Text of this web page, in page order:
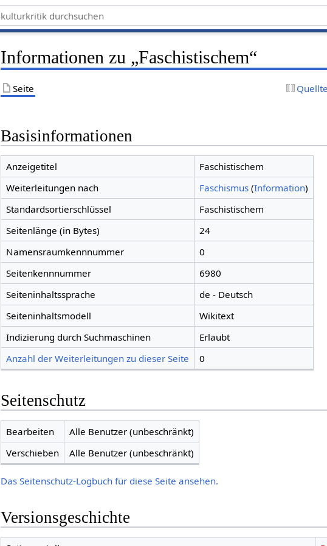
Informationen zu „Faschistischem“
Seite
Basisinformationen
Anzeigetitel
Faschistischem
Weiterleitungen nach
Faschismus(Information)
Standardsortierschlüssel
Faschistischem
Seitenlänge (in Bytes)
24
Namensraumkennnummer
0
Seitenkennnummer
6980
Seiteninhaltssprache
de - Deutsch
Seiteninhaltsmodell
Wikitext
Indizierung durch Suchmaschinen
Erlaubt
Anzahl der Weiterleitungen zu dieser Seite
0
Seitenschutz
Bearbeiten
Alle Benutzer (unbeschränkt)
Verschieben
Alle Benutzer (unbeschränkt)
Das Seitenschutz-Logbuch für diese Seite ansehen.
Versionsgeschichte